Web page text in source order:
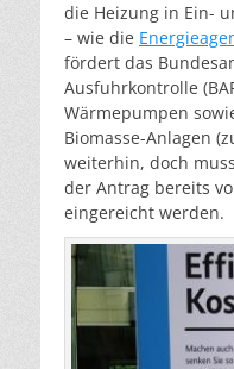
die Heizung in Ein-
– wie die
fördert das
Ausfuhrkontrolle
Wärmepumpen
Biomasse-Anlagen
weiterhin, doch
der Antrag bereits
eingereicht werden.